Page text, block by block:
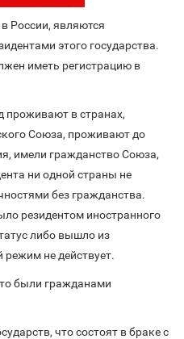
России, являются
этого государства.
иметь регистрацию в
проживают в странах,
Союза, проживают до
имели гражданство Союза,
ни одной страны не
без гражданства.
резидентом иностранного
либо вышло из
не действует.
были гражданами
что состоят в браке с